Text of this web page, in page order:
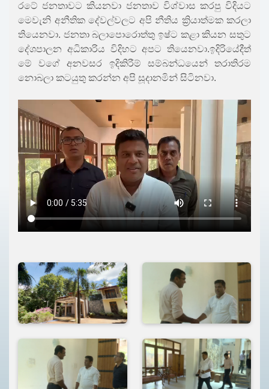
රටේ ජනතාවට කියනවා ජනතාව විශ්වාස කරපු විදියට
මෙවැනි අනීතික දේවල්වලට අපි නීතිය ක්‍රියාත්මක කරලා
තියෙනවා. ජනතා බලාපොරොත්තු ඉෂ්ට කළා කියන සතුට
දේශපාලන අධිකාරිය විදිහට අපට තියෙනවා.ඉදිරියේදීත්
මේ වගේ අනවසර ඉදිකිරීම් සම්බන්ධයෙන් තරාතිරම
නොබලා කටයුතු කරන්න අපි සූදානමින් සිටිනවා.